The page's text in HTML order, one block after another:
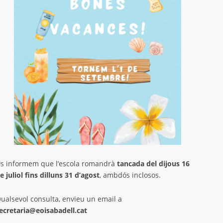
d'estudis i sala d'actes
i francès, en modalitat presencial i semipresencial.
26/27
de llengües per a persones adultes.
informem que l’escola romandrà tancada del dijous 16
juliol fins dilluns 31 d’agost, ambdós inclosos.
consulta, envieu un email a